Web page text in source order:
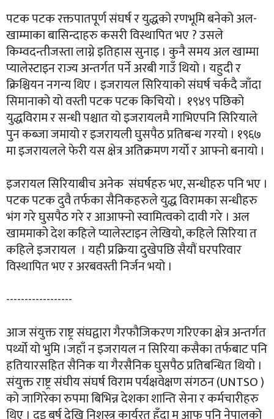
पटक पटक रक्तपातपूर्ण संघर्ष र युद्धको रणभूमि बनेको अल-
खाम्माका बासिन्दाहरु कसरी विस्थापित भए ? उसले
किम्वदन्तीजस्ता लाग्ने इतिहास सुनाइ । कुनै समय अल खाम्मा
प्यालेस्टाइन राज्य अन्तर्गत पर्ने अरबी गाउँ थियो । यहुदी र
क्रिश्चियन नगन्य थिए । इजरायल सिरियाको संघर्ष चर्कदै जाँदा
सिमानाको यो वस्ती पटक पटक किचियो । १९४९ पछिको
युद्धविराम र सन्धी पश्चात यो इजरायलमै गाभिएपनि सिरियाले
पुन कब्जा जमायो र इजरायली घुसपैठ प्रतिबन्ध गरयो । १९६७
मा इजरायलले फेरी यस क्षेत्र अतिक्रमण गर्यो र आफ्नो बनायो ।
इजरायल सिरियाबीच अनेक संघर्षहरु भए, सन्धीहरु पनि भए ।
पटक पटक दुवै तर्फका सैनिकहरुले युद्ध विरामका सन्धीहरु
भंग गरे घुसपैठ गरे र आआफ्नो स्वामित्वको दावी गरे । अल
खाममाको देश कहिले प्यालेस्टाइन लेखियो, कहिले सिरिया त
कहिले इजरायल । यही प्रक्रिया दुखेपछि सैयौं घरपरिवार
विस्थापित भए र अरबवस्ती निर्जन भयो ।
------------------
आज संयुक्त राष्ट्र संघद्वारा गैरफौजिकरण गरिएका क्षेत्र अन्तर्गत
पर्थ्यो यो भुमि ।जहाँ न इजरायल न सिरिया कसैका तर्फबाट पनि
हतियारसहित सैनिक या गैरसैनिक घुसपैठ प्रतिबन्धित थियो ।
संयुक्त राष्ट्र संघीय संघर्ष विराम पर्यक्षवेक्षण संगठन (UNTSO )
को जागिरेका रुपमा बिभिन्न देशका शान्ति सेना र कर्मचारीहरु